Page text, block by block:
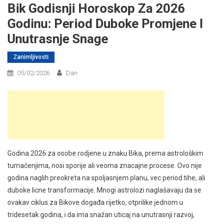
Bik Godisnji Horoskop Za 2026
Godinu: Period Duboke Promjene I
Unutrasnje Snage
Zanimljivosti
05/02/2026 Dan
Godina 2026 za osobe rodjene u znaku Bika, prema astrološkim
tumačenjima, nosi sporije ali veoma znacajne procese. Ovo nije
godina naglih preokreta na spoljasnjem planu, vec period tihe, ali
duboke licne transformacije. Mnogi astrolozi naglašavaju da se
ovakav ciklus za Bikove događa rijetko, otprilike jednom u
tridesetak godina, i da ima snažan uticaj na unutrasnji razvoj,